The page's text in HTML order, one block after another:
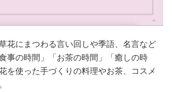
花にまつわる言い回しや季語、名言など
事の時間」「お茶の時間」「癒しの時
を使った手づくりの料理やお茶、コスメ